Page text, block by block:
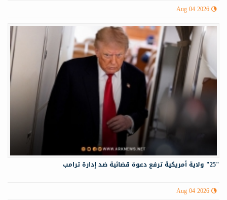
Aug 04 2026
"25" ولاية أمريكية ترفع دعوة قضائية ضد إدارة ترامب
Aug 04 2026